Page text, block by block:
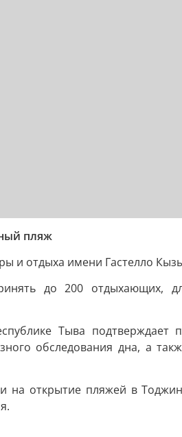
пляж
и отдыха имени Гастелло
до 200 отдыхающих,
Тыва подтверждает
обследования дна, а
на открытие пляжей в